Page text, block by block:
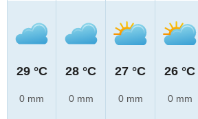
29 °C
0 mm
28 °C
0 mm
27 °C
0 mm
26 °C
0 mm